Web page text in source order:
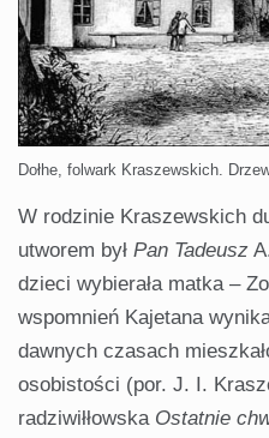
Dołhe, folwark Kraszewskich.
W rodzinie Kraszewskich
utworem był Pan Tadeusz
dzieci wybierała matka –
wspomnień Kajetana
dawnych czasach
osobistości (por. J. I.
radziwiłłowska Ostatnie